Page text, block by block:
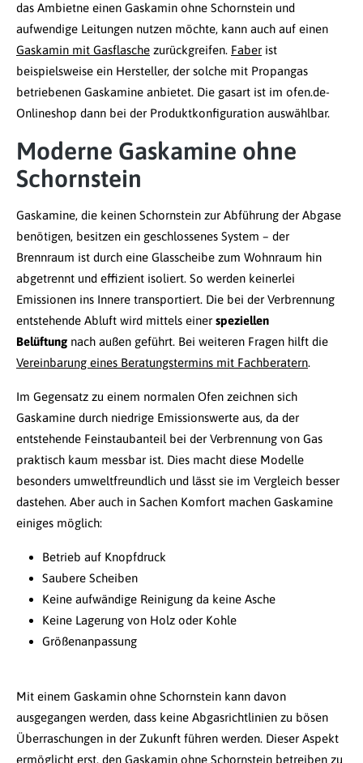
das Ambietne einen Gaskamin ohne Schornstein und
aufwendige Leitungen nutzen möchte, kann auch auf einen
Gaskamin mit Gasflasche zurückgreifen. Faber ist
beispielsweise ein Hersteller, der solche mit Propangas
betriebenen Gaskamine anbietet. Die gasart ist im ofen.de-
Onlineshop dann bei der Produktkonfiguration auswählbar.
Moderne Gaskamine ohne
Schornstein
Gaskamine, die keinen Schornstein zur Abführung der Abgase
benötigen, besitzen ein geschlossenes System – der
Brennraum ist durch eine Glasscheibe zum Wohnraum hin
abgetrennt und effizient isoliert. So werden keinerlei
Emissionen ins Innere transportiert. Die bei der Verbrennung
entstehende Abluft wird mittels einer speziellen
Belüftung nach außen geführt. Bei weiteren Fragen hilft die
Vereinbarung eines Beratungstermins mit Fachberatern.
Im Gegensatz zu einem normalen Ofen zeichnen sich
Gaskamine durch niedrige Emissionswerte aus, da der
entstehende Feinstaubanteil bei der Verbrennung von Gas
praktisch kaum messbar ist. Dies macht diese Modelle
besonders umweltfreundlich und lässt sie im Vergleich besser
dastehen. Aber auch in Sachen Komfort machen Gaskamine
einiges möglich:
Betrieb auf Knopfdruck
Saubere Scheiben
Keine aufwändige Reinigung da keine Asche
Keine Lagerung von Holz oder Kohle
Größenanpassung
Mit einem Gaskamin ohne Schornstein kann davon
ausgegangen werden, dass keine Abgasrichtlinien zu bösen
Überraschungen in der Zukunft führen werden. Dieser Aspekt
ermöglicht erst, den Gaskamin ohne Schornstein betreiben zu